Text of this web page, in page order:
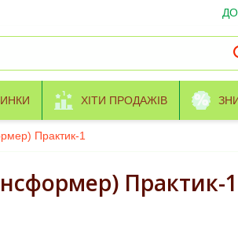
ХІТИ ПРОДАЖІВ
Практик-1
Практик-